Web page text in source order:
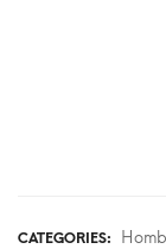
CATEGORIES: